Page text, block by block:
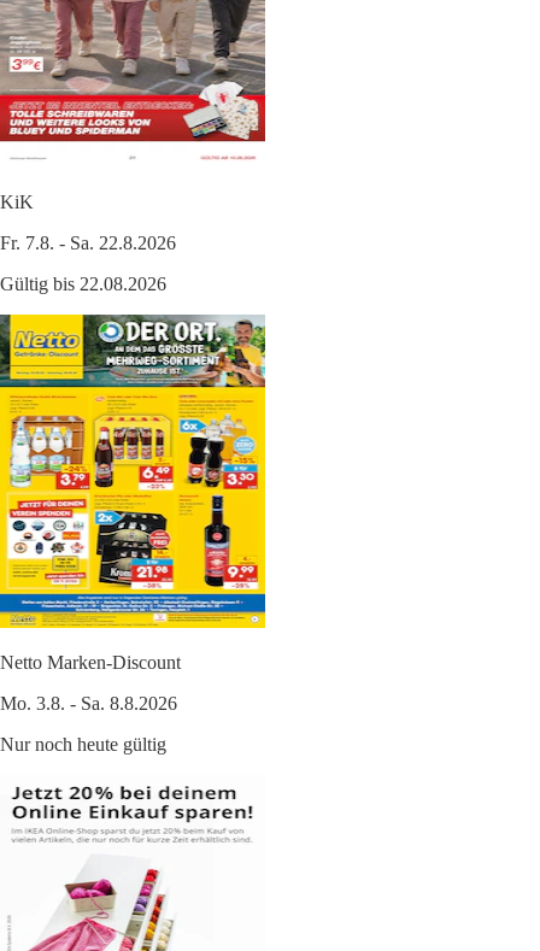
KiK
Fr. 7.8. - Sa. 22.8.2026
Gültig bis 22.08.2026
Netto Marken-Discount
Mo. 3.8. - Sa. 8.8.2026
Nur noch heute gültig